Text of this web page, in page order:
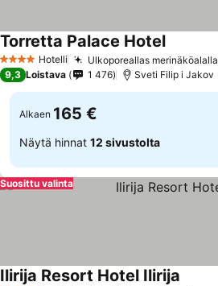
4 Tähtiluokitus
Hotelli Ulkoporeallas merinäköalalla
Torretta Palace Hotel
9,3 Loistava 1 476 Sveti Filip i Jakov
Alkaen 165 €
Näytä hinnat 12 sivustolta
Suosittu valinta
Ilirija Resort Hotel Ilirija